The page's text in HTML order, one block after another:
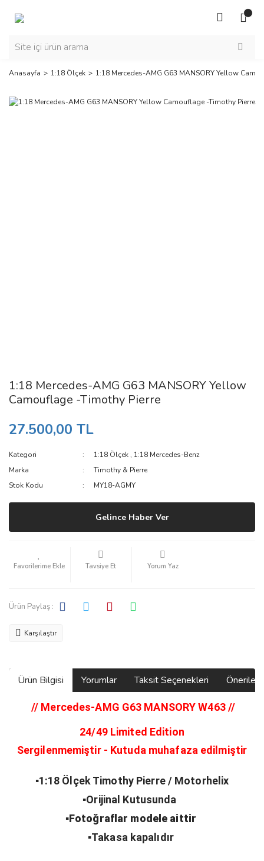
Anasayfa 1:18 Ölçek 1:18 Mercedes-AMG G63 MANSORY Yellow
1:18 Mercedes-AMG G63 MANSORY Yellow
Camouflage -Timothy Pierre
27.500,00 TL
Kategori 1:18 Ölçek , 1:18 Mercedes-Benz
Marka
Timothy & Pierre
Stok Kodu
MY18-AGMY
Gelince Haber Ver
Tavsiye Et Yorum Yaz
Ürün Paylaş :
Karşılaştır
Ürün Bilgisi Yorumlar Taksit Seçenekleri
// Mercedes-AMG G63 MANSORY W463//
24/49 Limited Edition
Sergilenmemiştir - Kutuda muhafaza edilmiştir
▪️1:18 Ölçek Timothy Pierre / Motorhelix
▪️Orijinal Kutusunda
▪️Fotoğraflar modele aittir
▪️Takasa kapalıdır